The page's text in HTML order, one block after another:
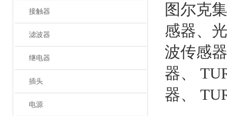
接触器
滤波器
继电器
插头
电源
图尔克
感器、
波传感
器、
器、